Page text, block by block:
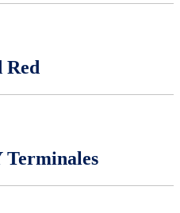
Red
Terminales